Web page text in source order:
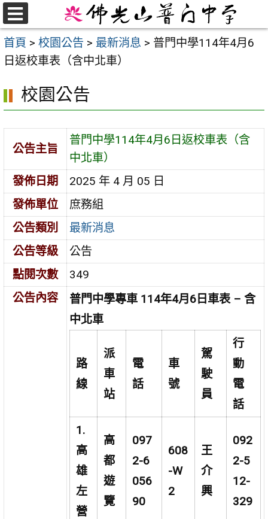
跳
至
主
要
首頁 > 校園公告 > 最新消息 > 普門中學114年4月6
日返校車表（含中北車）
校園公告
公告主旨
普門中學114年4月6日返校車表（含
中北車）
發佈日期
2025 年 4 月 05 日
發佈單位
庶務組
公告類別
最新消息
公告等級
公告
點閱次數
349
公告內容
普門中學專車 114年4月6日車表 – 含
中北車
路
線
派
車
站
電
話
車
號
駕
駛
員
行
動
電
話
1.
高
雄
左
營
高
都
遊
覽
097
2-6
056
90
608
-W
2
王
介
興
092
2-5
12-
329
選
單